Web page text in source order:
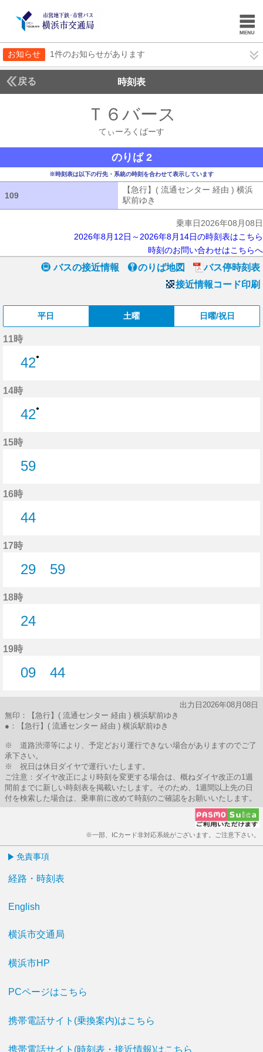
お知らせ 1件のお知らせがあります
戻る 時刻表
Ｔ６バース
てぃーろくばーす
のりば 2
※時刻表は以下の行先・系統の時刻を合わせて表示しています
109
【急行】( 流通センター 経由 ) 横浜
駅前ゆき
乗車日2026年08月08日
2026年8月12日～2026年8月14日の時刻表はこちら
時刻のお問い合わせはこちらへ
バスの接近情報 のりば地図
バス停時刻表
接近情報コード印刷
平日 土曜 日曜/祝日
11時
42●
14時
42●
15時
59
16時
44
17時
29
59
18時
24
19時
09
44
出力日2026年08月08日
無印：【急行】( 流通センター 経由 ) 横浜駅前ゆき
●：【急行】( 流通センター 経由 ) 横浜駅前ゆき
※ 道路渋滞等により、予定どおり運行できない場合がありますのでご了
承下さい。
※ 祝日は休日ダイヤで運行いたします。
ご注意：ダイヤ改正により時刻を変更する場合は、概ねダイヤ改正の1週
間前までに新しい時刻表を掲載いたします。そのため、1週間以上先の日
付を検索した場合は、乗車前に改めて時刻のご確認をお願いいたします。
※一部、ICカード非対応系統がございます。ご注意下さい。
免責事項
経路・時刻表
English
横浜市交通局
横浜市HP
PCページはこちら
携帯電話サイト(乗換案内)はこちら
携帯電話サイト(時刻表・接近情報)はこちら